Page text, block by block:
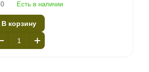
0 Есть в наличии
В корзину